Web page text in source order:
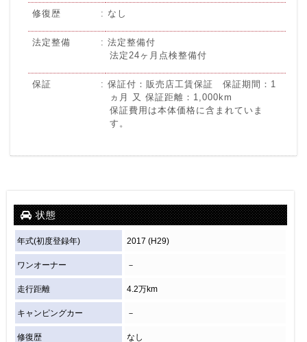
修復歴 なし
法定整備
法定整備付
法定24ヶ月点検整備付
保証
保証付：販売店工賃保証 保証期間：1
ヵ月 又 保証距離：1,000km
保証費用は本体価格に含まれていま
す。
状態
年式(初度登録年) 2017 (H29)
ワンオーナー －
走行距離 4.2万km
キャンピングカー －
修復歴 なし